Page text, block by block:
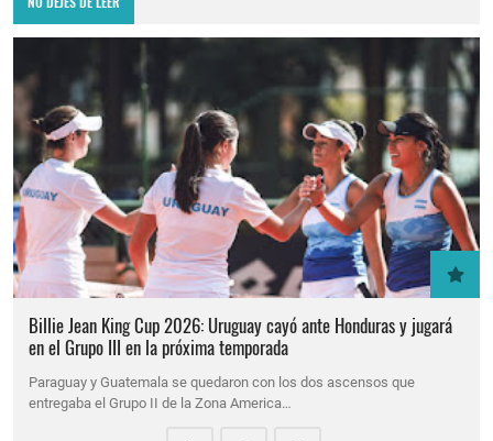
Billie Jean King Cup 2026: Uruguay cayó ante Honduras y jugará
en el Grupo III en la próxima temporada
Paraguay y Guatemala se quedaron con los dos ascensos que
entregaba el Grupo II de la Zona America…